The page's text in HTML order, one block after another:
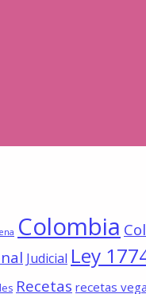
Colombia
Judicial Ley
Recetas recetas